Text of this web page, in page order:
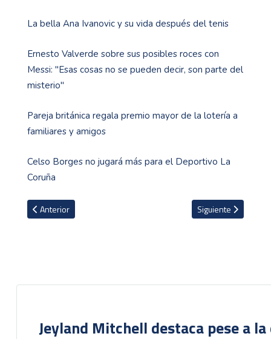
La bella Ana Ivanovic y su vida después del tenis
Ernesto Valverde sobre sus posibles roces con
Messi: "Esas cosas no se pueden decir, son parte del
misterio"
Pareja británica regala premio mayor de la lotería a
familiares y amigos
Celso Borges no jugará más para el Deportivo La
Coruña
Artículo anterior: Le meterán 639 millones de cólones al estadio
Anterior Artículo siguiente:
Siguiente
Jeyland Mitchell destaca pese a